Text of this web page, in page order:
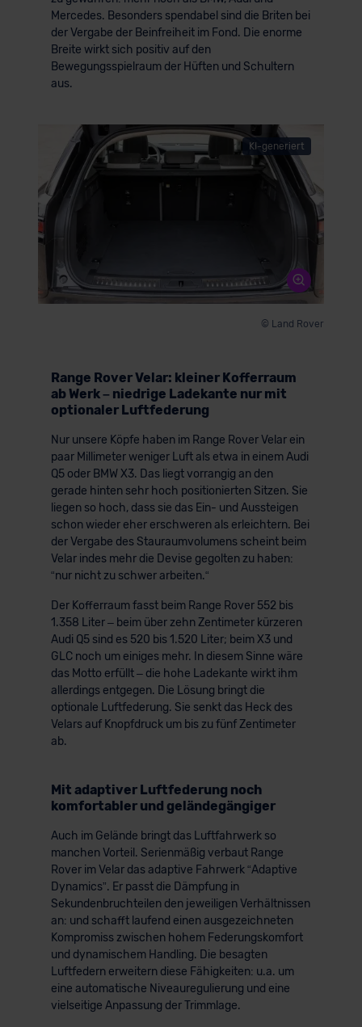
Mercedes. Besonders spendabel sind die Briten bei
der Vergabe der Beinfreiheit im Fond. Die enorme
Breite wirkt sich positiv auf den
Bewegungsspielraum der Hüften und Schultern
aus.
KI-generiert
© Land Rover
Range Rover Velar: kleiner Kofferraum
ab Werk – niedrige Ladekante nur mit
optionaler Luftfederung
Nur unsere Köpfe haben im Range Rover Velar ein
paar Millimeter weniger Luft als etwa in einem Audi
Q5 oder BMW X3. Das liegt vorrangig an den
gerade hinten sehr hoch positionierten Sitzen. Sie
liegen so hoch, dass sie das Ein- und Aussteigen
schon wieder eher erschweren als erleichtern. Bei
der Vergabe des Stauraumvolumens scheint beim
Velar indes mehr die Devise gegolten zu haben:
“nur nicht zu schwer arbeiten.“
Der Kofferraum fasst beim Range Rover 552 bis
1.358 Liter – beim über zehn Zentimeter kürzeren
Audi Q5 sind es 520 bis 1.520 Liter; beim X3 und
GLC noch um einiges mehr. In diesem Sinne wäre
das Motto erfüllt – die hohe Ladekante wirkt ihm
allerdings entgegen. Die Lösung bringt die
optionale Luftfederung. Sie senkt das Heck des
Velars auf Knopfdruck um bis zu fünf Zentimeter
ab.
Mit adaptiver Luftfederung noch
komfortabler und geländegängiger
Auch im Gelände bringt das Luftfahrwerk so
manchen Vorteil. Serienmäßig verbaut Range
Rover im Velar das adaptive Fahrwerk “Adaptive
Dynamics”. Er passt die Dämpfung in
Sekundenbruchteilen den jeweiligen Verhältnissen
an: und schafft laufend einen ausgezeichneten
Kompromiss zwischen hohem Federungskomfort
und dynamischem Handling. Die besagten
Luftfedern erweitern diese Fähigkeiten: u.a. um
eine automatische Niveauregulierung und eine
vielseitige Anpassung der Trimmlage.